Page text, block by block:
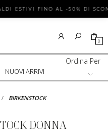
ESTIVI FINO AL -50% DI
0
Ordina Per
/ BIRKENSTOCK
DONNA